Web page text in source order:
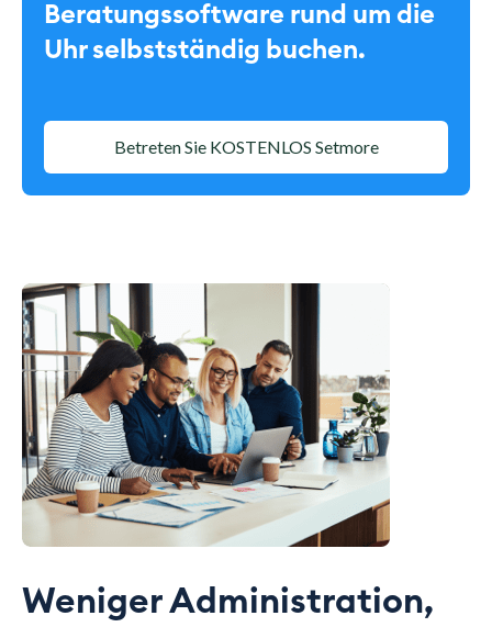
Beratungssoftware rund um die
Uhr selbstständig buchen.
Betreten Sie KOSTENLOS Setmore
Weniger Administration,